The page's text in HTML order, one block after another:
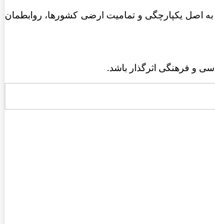
به اصل یکپارچگی و تمامیت ارضی کشورها، روابطمان
و فرهنگی اثرگذار باشد.